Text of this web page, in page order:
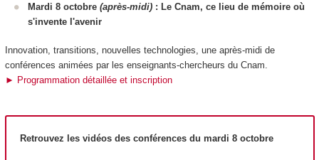
Mardi 8 octobre (après-midi) : Le Cnam, ce lieu de mémoire où
s'invente l'avenir
Innovation, transitions, nouvelles technologies, une après-midi de
conférences animées par les enseignants-chercheurs du Cnam.
► Programmation détaillée et inscription
Retrouvez les vidéos des conférences du mardi 8 octobre